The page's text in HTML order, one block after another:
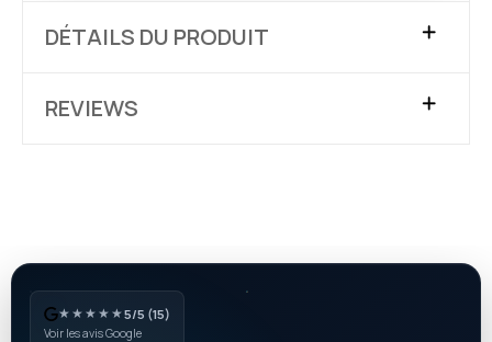
DÉTAILS DU PRODUIT
REVIEWS
★★★★★5/5 (15)
Voir les avis Google